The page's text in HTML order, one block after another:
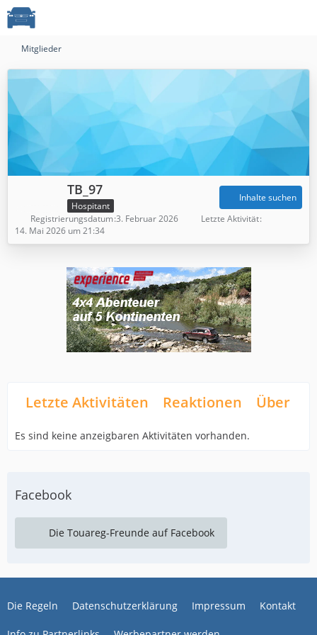
Mitglieder
TB_97
Hospitant
Inhalte suchen
Registrierungsdatum 3. Februar 2026
Letzte Aktivität
14. Mai 2026 um 21:34
Letzte Aktivitäten Reaktionen Über
Es sind keine anzeigbaren Aktivitäten vorhanden.
Facebook
Die Touareg-Freunde auf Facebook
Die Regeln Datenschutzerklärung Impressum Kontakt